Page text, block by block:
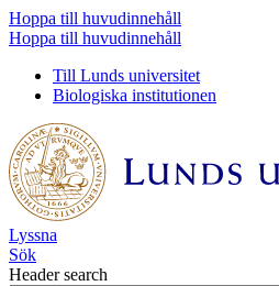
Hoppa till huvudinnehåll
Hoppa till huvudinnehåll
Till Lunds universitet
Biologiska institutionen
Lyssna
Sök
Header search